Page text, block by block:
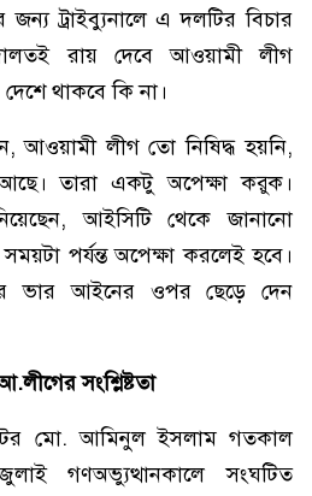
ট্রাইব্যুনালে এ দলটির বিচার
রায় দেবে আওয়ামী লীগ
থাকবে কি না।
আওয়ামী লীগ তো নিষিদ্ধ হয়নি,
আছে। তারা একটু অপেক্ষা করুক।
আইসিটি থেকে জানানো
পর্যন্ত অপেক্ষা করলেই হবে।
ভার আইনের ওপর ছেড়ে দেন
সংশ্লিষ্টতা
মো. আমিনুল ইসলাম গতকাল
গণঅভ্যুত্থানকালে সংঘটিত